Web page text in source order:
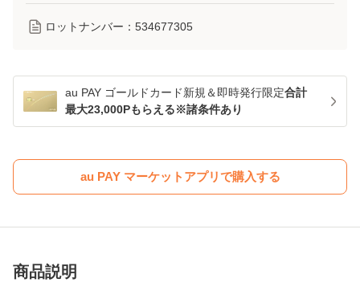
ロットナンバー： 534677305
au PAY ゴールドカード新規＆即時発行限定合計
最大23,000Pもらえる※諸条件あり
au PAY マーケットアプリで購入する
商品説明